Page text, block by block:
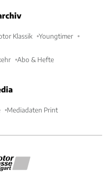
Klassik Youngtimer
Abo & Hefte
Mediadaten Print